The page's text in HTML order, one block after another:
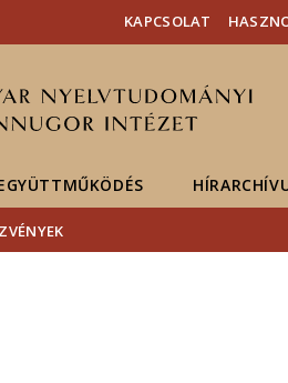
KAPCSOLAT